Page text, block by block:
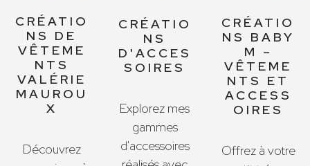
CRÉATIO
NS DE
VÊTEME
NTS
VALÉRIE
MAUROU
X
Découvrez
CRÉATIO
NS
D'ACCES
SOIRES
Explorez mes
gammes
d'accessoires
CRÉATIO
NS BABY
M –
VÊTEME
NTS ET
ACCESS
OIRES
Offrez à votre